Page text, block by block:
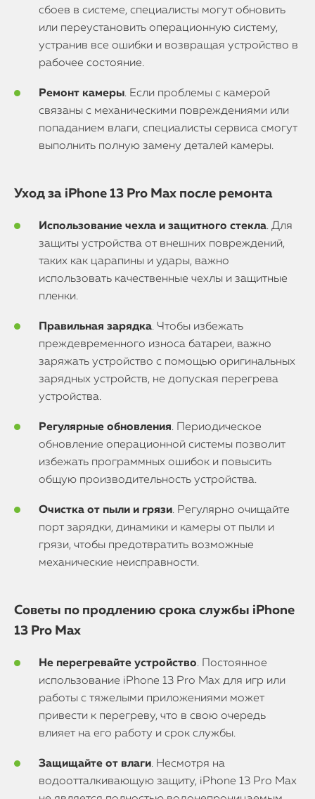
сбоев в системе, специалисты могут обновить
или переустановить операционную систему,
устранив все ошибки и возвращая устройство в
рабочее состояние.
Ремонт камеры. Если проблемы с камерой
связаны с механическими повреждениями или
попаданием влаги, специалисты сервиса смогут
выполнить полную замену деталей камеры.
Уход за iPhone 13 Pro Max после ремонта
Использование чехла и защитного стекла. Для
защиты устройства от внешних повреждений,
таких как царапины и удары, важно
использовать качественные чехлы и защитные
пленки.
Правильная зарядка. Чтобы избежать
преждевременного износа батареи, важно
заряжать устройство с помощью оригинальных
зарядных устройств, не допуская перегрева
устройства.
Регулярные обновления. Периодическое
обновление операционной системы позволит
избежать программных ошибок и повысить
общую производительность устройства.
Очистка от пыли и грязи. Регулярно очищайте
порт зарядки, динамики и камеры от пыли и
грязи, чтобы предотвратить возможные
механические неисправности.
Советы по продлению срока службы iPhone
13 Pro Max
Не перегревайте устройство. Постоянное
использование iPhone 13 Pro Max для игр или
работы с тяжелыми приложениями может
привести к перегреву, что в свою очередь
влияет на его работу и срок службы.
Защищайте от влаги. Несмотря на
водоотталкивающую защиту, iPhone 13 Pro Max